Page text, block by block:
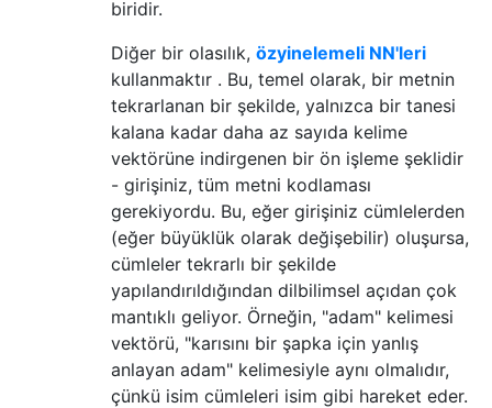
biridir.
Diğer bir olasılık, özyinelemeli NN'leri
kullanmaktır . Bu, temel olarak, bir metnin
tekrarlanan bir şekilde, yalnızca bir tanesi
kalana kadar daha az sayıda kelime
vektörüne indirgenen bir ön işleme şeklidir
- girişiniz, tüm metni kodlaması
gerekiyordu. Bu, eğer girişiniz cümlelerden
(eğer büyüklük olarak değişebilir) oluşursa,
cümleler tekrarlı bir şekilde
yapılandırıldığından dilbilimsel açıdan çok
mantıklı geliyor. Örneğin, "adam" kelimesi
vektörü, "karısını bir şapka için yanlış
anlayan adam" kelimesiyle aynı olmalıdır,
çünkü isim cümleleri isim gibi hareket eder.